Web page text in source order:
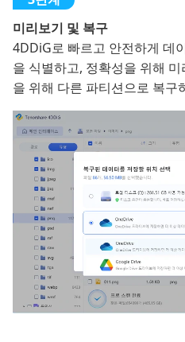
미리보기 및 복구
4DDiG로 빠르고 안전하게 데
을 식별하고, 정확성을 위해
을 위해 다른 파티션으로 복구